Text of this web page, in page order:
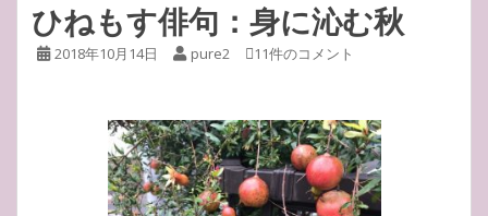
ひねもす俳句：身に沁む秋
2018年10月14日 pure2 11件のコメント